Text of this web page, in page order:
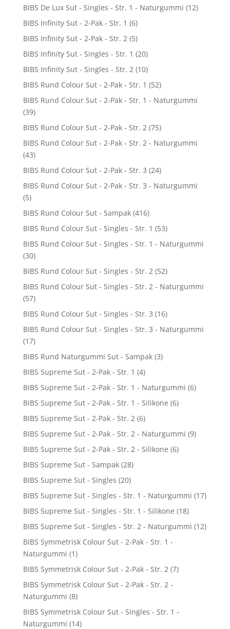
BIBS De Lux Sut - Singles - Str. 1 - Naturgummi (12)
BIBS Infinity Sut - 2-Pak - Str. 1 (6)
BIBS Infinity Sut - 2-Pak - Str. 2 (5)
BIBS Infinity Sut - Singles - Str. 1 (20)
BIBS Infinity Sut - Singles - Str. 2 (10)
BIBS Rund Colour Sut - 2-Pak - Str. 1 (52)
BIBS Rund Colour Sut - 2-Pak - Str. 1 - Naturgummi
(39)
BIBS Rund Colour Sut - 2-Pak - Str. 2 (75)
BIBS Rund Colour Sut - 2-Pak - Str. 2 - Naturgummi
(43)
BIBS Rund Colour Sut - 2-Pak - Str. 3 (24)
BIBS Rund Colour Sut - 2-Pak - Str. 3 - Naturgummi
(5)
BIBS Rund Colour Sut - Sampak (416)
BIBS Rund Colour Sut - Singles - Str. 1 (53)
BIBS Rund Colour Sut - Singles - Str. 1 - Naturgummi
(30)
BIBS Rund Colour Sut - Singles - Str. 2 (52)
BIBS Rund Colour Sut - Singles - Str. 2 - Naturgummi
(57)
BIBS Rund Colour Sut - Singles - Str. 3 (16)
BIBS Rund Colour Sut - Singles - Str. 3 - Naturgummi
(17)
BIBS Rund Naturgummi Sut - Sampak (3)
BIBS Supreme Sut - 2-Pak - Str. 1 (4)
BIBS Supreme Sut - 2-Pak - Str. 1 - Naturgummi (6)
BIBS Supreme Sut - 2-Pak - Str. 1 - Silikone (6)
BIBS Supreme Sut - 2-Pak - Str. 2 (6)
BIBS Supreme Sut - 2-Pak - Str. 2 - Naturgummi (9)
BIBS Supreme Sut - 2-Pak - Str. 2 - Silikone (6)
BIBS Supreme Sut - Sampak (28)
BIBS Supreme Sut - Singles (20)
BIBS Supreme Sut - Singles - Str. 1 - Naturgummi (17)
BIBS Supreme Sut - Singles - Str. 1 - Silikone (18)
BIBS Supreme Sut - Singles - Str. 2 - Naturgummi (12)
BIBS Symmetrisk Colour Sut - 2-Pak - Str. 1 -
Naturgummi (1)
BIBS Symmetrisk Colour Sut - 2-Pak - Str. 2 (7)
BIBS Symmetrisk Colour Sut - 2-Pak - Str. 2 -
Naturgummi (8)
BIBS Symmetrisk Colour Sut - Singles - Str. 1 -
Naturgummi (14)